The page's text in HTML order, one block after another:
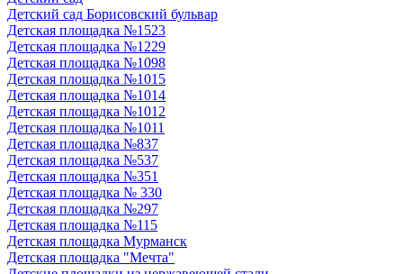
Детский сад Борисовский бульвар
Детская площадка №1523
Детская площадка №1229
Детская площадка №1098
Детская площадка №1015
Детская площадка №1014
Детская площадка №1012
Детская площадка №1011
Детская площадка №837
Детская площадка №537
Детская площадка №351
Детская площадка № 330
Детская площадка №297
Детская площадка №115
Детская площадка Мурманск
Детская площадка "Мечта"